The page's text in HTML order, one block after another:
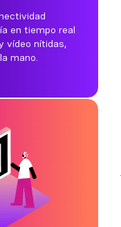
en tiempo real
vídeo nítidas,
mano.